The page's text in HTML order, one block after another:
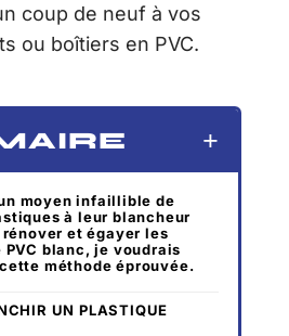
coup de neuf à vos
ou boîtiers en PVC.
moyen infaillible de
à leur blancheur
rénover et égayer les
blanc, je voudrais
méthode éprouvée.
UN PLASTIQUE